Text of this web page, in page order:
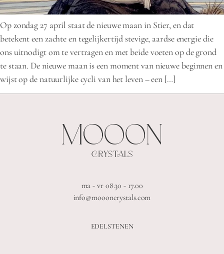
Op zondag 27 april staat de nieuwe maan in Stier, en dat
betekent een zachte en tegelijkertijd stevige, aardse energie die
ons uitnodigt om te vertragen en met beide voeten op de grond
te staan. De nieuwe maan is een moment van nieuwe beginnen en
wijst op de natuurlijke cycli van het leven – een […]
ma - vr 08.30 - 17.00
info@moooncrystals.com
EDELSTENEN